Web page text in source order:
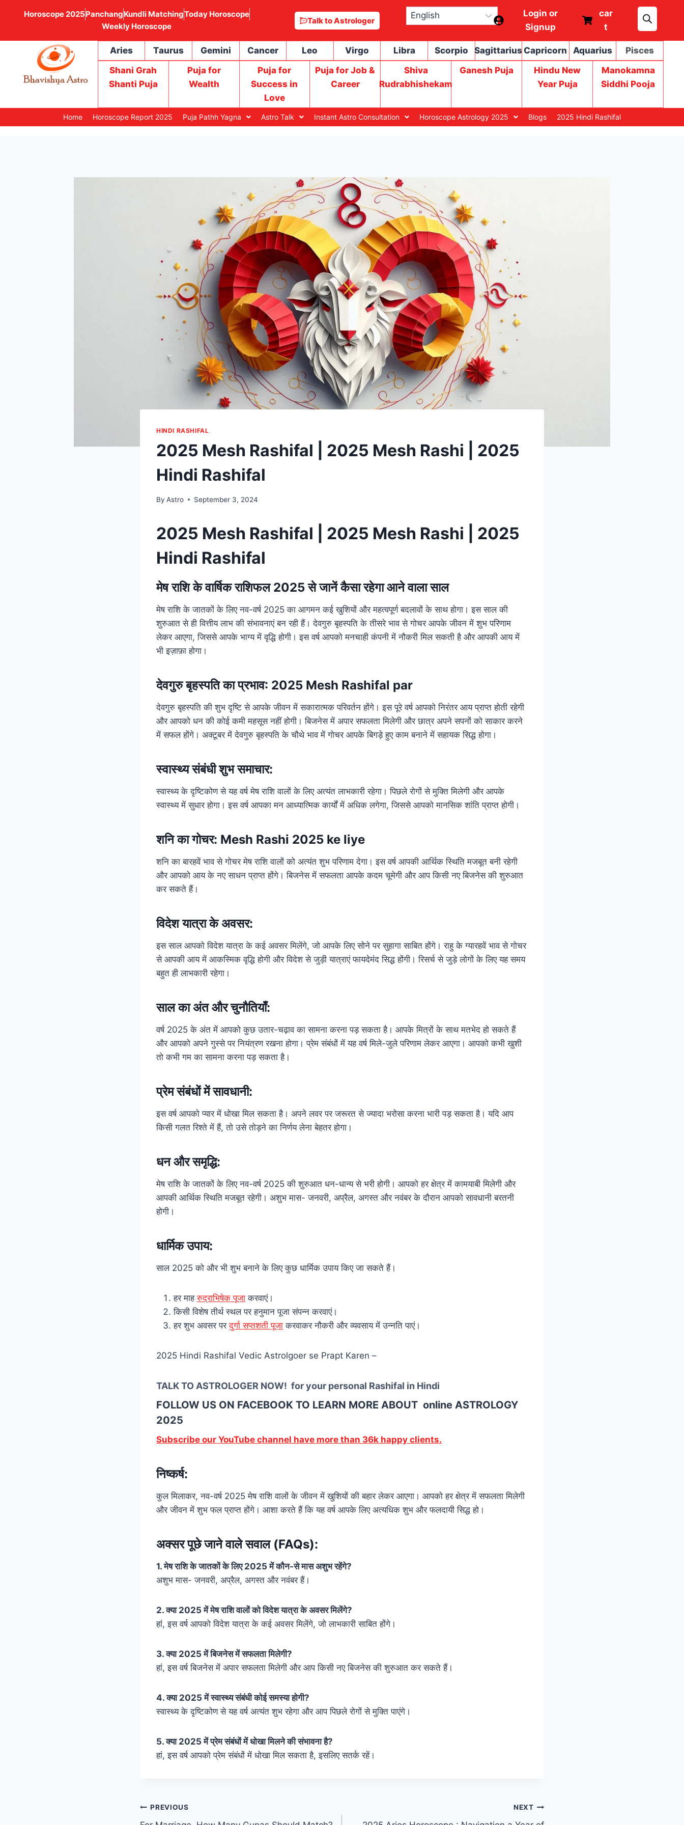
Horoscope 2025PanchangKundli MatchingToday Horoscope
Weekly Horoscope
Talk to Astrologer
Login or
Signup
car
t
Aries Taurus Gemini Cancer Leo Virgo Libra Scorpio Sagittarius Capricorn Aquarius
Pisces
Shani Grah
Shanti Puja
Puja for
Wealth
Puja for
Success in
Love
Puja for Job &
Career
Shiva
Rudrabhishekam
Ganesh Puja
Hindu New
Year Puja
Manokamna
Siddhi Pooja
Home Horoscope Report 2025 Puja Pathh Yagna Astro Talk Instant Astro Consultation Horoscope Astrology 2025 Blogs 2025 Hindi Rashifal
HINDI RASHIFAL
2025 Mesh Rashifal | 2025 Mesh Rashi | 2025
Hindi Rashifal
By Astro September 3, 2024
2025 Mesh Rashifal | 2025 Mesh Rashi | 2025
Hindi Rashifal
मेष राशि के वार्षिक राशिफल 2025 से जानें कैसा रहेगा आने वाला साल
मेष राशि के जातकों के लिए नव-वर्ष 2025 का आगमन कई खुशियों और महत्वपूर्ण बदलावों के साथ होगा। इस साल की
शुरुआत से ही वित्तीय लाभ की संभावनाएं बन रही हैं। देवगुरु बृहस्पति के तीसरे भाव से गोचर आपके जीवन में शुभ परिणाम
लेकर आएगा, जिससे आपके भाग्य में वृद्धि होगी। इस वर्ष आपको मनचाही कंपनी में नौकरी मिल सकती है और आपकी आय में
भी इज़ाफ़ा होगा।
देवगुरु बृहस्पति का प्रभाव: 2025 Mesh Rashifal par
देवगुरु बृहस्पति की शुभ दृष्टि से आपके जीवन में सकारात्मक परिवर्तन होंगे। इस पूरे वर्ष आपको निरंतर आय प्राप्त होती रहेगी
और आपको धन की कोई कमी महसूस नहीं होगी। बिजनेस में अपार सफलता मिलेगी और छात्र अपने सपनों को साकार करने
में सफल होंगे। अक्टूबर में देवगुरु बृहस्पति के चौथे भाव में गोचर आपके बिगड़े हुए काम बनाने में सहायक सिद्ध होगा।
स्वास्थ्य संबंधी शुभ समाचार:
स्वास्थ्य के दृष्टिकोण से यह वर्ष मेष राशि वालों के लिए अत्यंत लाभकारी रहेगा। पिछले रोगों से मुक्ति मिलेगी और आपके
स्वास्थ्य में सुधार होगा। इस वर्ष आपका मन आध्यात्मिक कार्यों में अधिक लगेगा, जिससे आपको मानसिक शांति प्राप्त होगी।
शनि का गोचर: Mesh Rashi 2025 ke liye
शनि का बारहवें भाव से गोचर मेष राशि वालों को अत्यंत शुभ परिणाम देगा। इस वर्ष आपकी आर्थिक स्थिति मजबूत बनी रहेगी
और आपको आय के नए साधन प्राप्त होंगे। बिजनेस में सफलता आपके कदम चूमेगी और आप किसी नए बिजनेस की शुरुआत
कर सकते हैं।
विदेश यात्रा के अवसर:
इस साल आपको विदेश यात्रा के कई अवसर मिलेंगे, जो आपके लिए सोने पर सुहागा साबित होंगे। राहु के ग्यारहवें भाव से गोचर
से आपकी आय में आकस्मिक वृद्धि होगी और विदेश से जुड़ी यात्राएं फायदेमंद सिद्ध होंगी। रिसर्च से जुड़े लोगों के लिए यह समय
बहुत ही लाभकारी रहेगा।
साल का अंत और चुनौतियाँ:
वर्ष 2025 के अंत में आपको कुछ उतार-चढ़ाव का सामना करना पड़ सकता है। आपके मित्रों के साथ मतभेद हो सकते हैं
और आपको अपने गुस्से पर नियंत्रण रखना होगा। प्रेम संबंधों में यह वर्ष मिले-जुले परिणाम लेकर आएगा। आपको कभी खुशी
तो कभी गम का सामना करना पड़ सकता है।
प्रेम संबंधों में सावधानी:
इस वर्ष आपको प्यार में धोखा मिल सकता है। अपने लवर पर जरूरत से ज्यादा भरोसा करना भारी पड़ सकता है। यदि आप
किसी गलत रिश्ते में हैं, तो उसे तोड़ने का निर्णय लेना बेहतर होगा।
धन और समृद्धि:
मेष राशि के जातकों के लिए नव-वर्ष 2025 की शुरुआत धन-धान्य से भरी होगी। आपको हर क्षेत्र में कामयाबी मिलेगी और
आपकी आर्थिक स्थिति मजबूत रहेगी। अशुभ मास- जनवरी, अप्रैल, अगस्त और नवंबर के दौरान आपको सावधानी बरतनी
होगी।
धार्मिक उपाय:
साल 2025 को और भी शुभ बनाने के लिए कुछ धार्मिक उपाय किए जा सकते हैं।
हर माहरुद्राभिषेक पूजा करवाएं।
किसी विशेष तीर्थ स्थल पर हनुमान पूजा संपन्न करवाएं।
हर शुभ अवसर परदुर्गा सप्तशती पूजा करवाकर नौकरी और व्यवसाय में उन्नति पाएं।
2025 Hindi Rashifal Vedic Astrolgoer se Prapt Karen –
TALK TO ASTROLOGER NOW! for your personal Rashifal in Hindi
FOLLOW US ON FACEBOOK TO LEARN MORE ABOUT online ASTROLOGY
2025
Subscribe our YouTube channel have more than 36k happy clients.
निष्कर्ष:
कुल मिलाकर, नव-वर्ष 2025 मेष राशि वालों के जीवन में खुशियों की बहार लेकर आएगा। आपको हर क्षेत्र में सफलता मिलेगी
और जीवन में शुभ फल प्राप्त होंगे। आशा करते हैं कि यह वर्ष आपके लिए अत्यधिक शुभ और फलदायी सिद्ध हो।
अक्सर पूछे जाने वाले सवाल (FAQs):
1. मेष राशि के जातकों के लिए 2025 में कौन-से मास अशुभ रहेंगे?
अशुभ मास- जनवरी, अप्रैल, अगस्त और नवंबर हैं।
2. क्या 2025 में मेष राशि वालों को विदेश यात्रा के अवसर मिलेंगे?
हां, इस वर्ष आपको विदेश यात्रा के कई अवसर मिलेंगे, जो लाभकारी साबित होंगे।
3. क्या 2025 में बिजनेस में सफलता मिलेगी?
हां, इस वर्ष बिजनेस में अपार सफलता मिलेगी और आप किसी नए बिजनेस की शुरुआत कर सकते हैं।
4. क्या 2025 में स्वास्थ्य संबंधी कोई समस्या होगी?
स्वास्थ्य के दृष्टिकोण से यह वर्ष अत्यंत शुभ रहेगा और आप पिछले रोगों से मुक्ति पाएंगे।
5. क्या 2025 में प्रेम संबंधों में धोखा मिलने की संभावना है?
हां, इस वर्ष आपको प्रेम संबंधों में धोखा मिल सकता है, इसलिए सतर्क रहें।
PREVIOUS NEXT